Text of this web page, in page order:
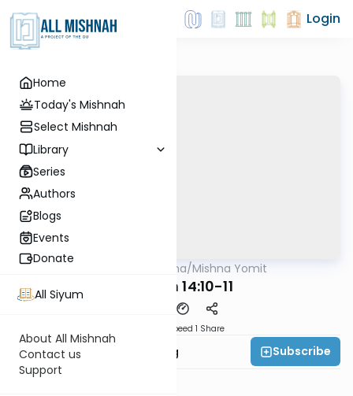
Home
Today's Mishnah
Select Mishnah
Library
Series
Authors
Blogs
Events
Donate
All Siyum
About All Mishnah
Contact us
Support
Login
AllMishna/Mishna Yomit
Negaim 14:10-11
Speed 1 Share
Rabbi Jay Goldberg
Subscribe
משנה י